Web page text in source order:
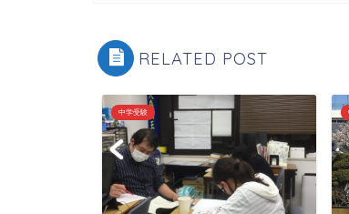
RELATED POST
中学受験